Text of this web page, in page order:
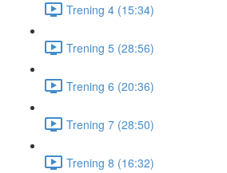
Trening 4 (15:34)
Trening 5 (28:56)
Trening 6 (20:36)
Trening 7 (28:50)
Trening 8 (16:32)